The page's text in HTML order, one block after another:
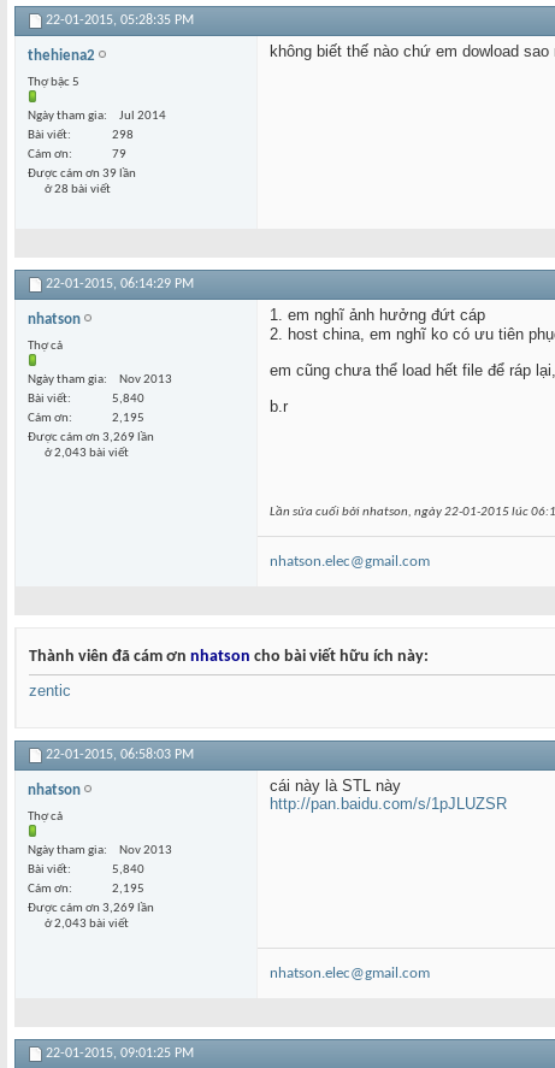
22-01-2015, 05:28:35 PM
thehiena2
Thợ bậc 5
Ngày tham gia
Jul 2014
Bài viết
298
Cám ơn
79
Được cám ơn 39 lần
ở 28 bài viết
không biết thế nào chứ em dowload
22-01-2015, 06:14:29 PM
nhatson
Thợ cả
Ngày tham gia
Nov 2013
Bài viết
5,840
Cám ơn
2,195
Được cám ơn 3,269 lần
ở 2,043 bài viết
1. em nghĩ ảnh hưởng đứt cáp
2. host china, em nghĩ ko có ưu tiên
em cũng chưa thể load hết file để ráp
b.r
Lần sửa cuối bởi nhatson, ngày 22-01-2015 lúc
nhatson.elec@gmail.com
Thành viên đã cám ơn nhatson cho bài viết hữu ích này:
zentic
22-01-2015, 06:58:03 PM
nhatson
Thợ cả
Ngày tham gia
Nov 2013
Bài viết
5,840
Cám ơn
2,195
Được cám ơn 3,269 lần
ở 2,043 bài viết
cái này là STL này
http://pan.baidu.com/s/1pJLUZSR
nhatson.elec@gmail.com
22-01-2015, 09:01:25 PM